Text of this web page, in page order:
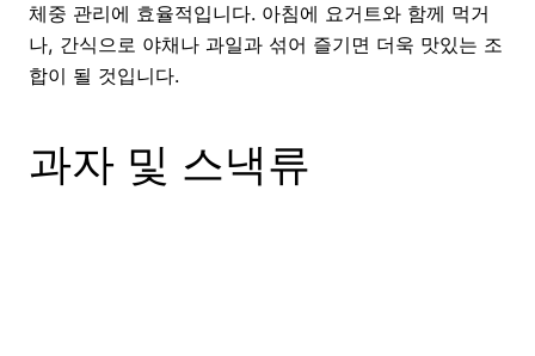
체중 관리에 효율적입니다. 아침에 요거트와 함께 먹거
나, 간식으로 야채나 과일과 섞어 즐기면 더욱 맛있는 조
합이 될 것입니다.
과자 및 스낵류